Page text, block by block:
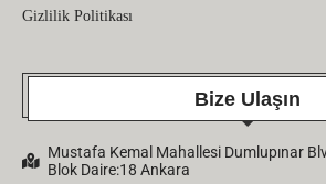
Gizlilik Politikası
Bize Ulaşın
Mustafa Kemal Mahallesi Dumlupınar
Blok Daire:18 Ankara